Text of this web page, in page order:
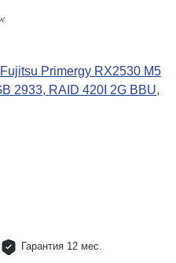
Primergy RX2530 M5
2933, RAID 420I 2G BBU,
Гарантия 12 мес.